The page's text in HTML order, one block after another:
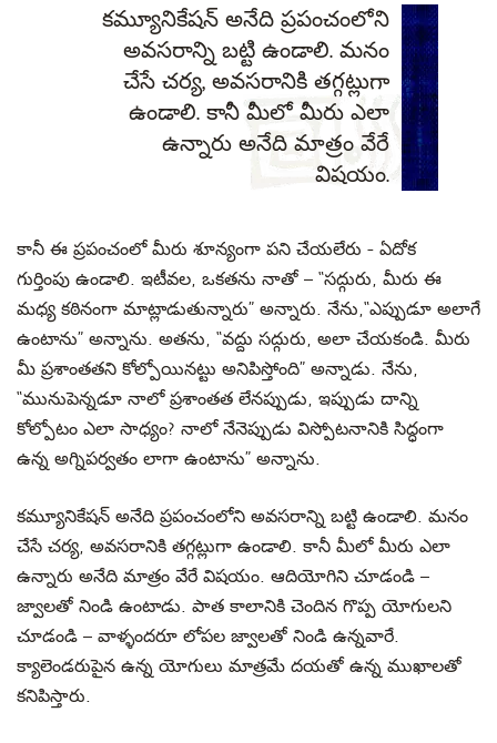
కమ్యూనికేషన్ అనేది ప్రపంచంలోని
అవసరాన్ని బట్టి ఉండాలి. మనం
చేసే చర్య, అవసరానికి తగ్గట్లుగా
ఉండాలి. కానీ మీలో మీరు ఎలా
ఉన్నారు అనేది మాత్రం వేరే
విషయం.
కానీ ఈ ప్రపంచంలో మీరు శూన్యంగా పని చేయలేరు - ఏదోక
గుర్తింపు ఉండాలి. ఇటీవల, ఒకతను నాతో – “సద్గురు, మీరు ఈ
మధ్య కఠినంగా మాట్లాడుతున్నారు” అన్నారు. నేను,“ఎప్పుడూ అలాగే
ఉంటాను” అన్నాను. అతను, “వద్దు సద్గురు, అలా చేయకండి. మీరు
మీ ప్రశాంతతని కోల్పోయినట్టు అనిపిస్తోంది” అన్నాడు. నేను,
“మునుపెన్నడూ నాలో ప్రశాంతత లేనప్పుడు, ఇప్పుడు దాన్ని
కోల్పోటం ఎలా సాధ్యం? నాలో నేనెప్పుడు విస్పోటనానికి సిద్ధంగా
ఉన్న అగ్నిపర్వతం లాగా ఉంటాను” అన్నాను.
కమ్యూనికేషన్ అనేది ప్రపంచంలోని అవసరాన్ని బట్టి ఉండాలి. మనం
చేసే చర్య, అవసరానికి తగ్గట్లుగా ఉండాలి. కానీ మీలో మీరు ఎలా
ఉన్నారు అనేది మాత్రం వేరే విషయం. ఆదియోగిని చూడండి –
జ్వాలతో నిండి ఉంటాడు. పాత కాలానికి చెందిన గొప్ప యోగులని
చూడండి – వాళ్ళందరూ లోపల జ్వాలతో నిండి ఉన్నవారే.
క్యాలెండరుపైన ఉన్న యోగులు మాత్రమే దయతో ఉన్న ముఖాలతో
కనిపిస్తారు.